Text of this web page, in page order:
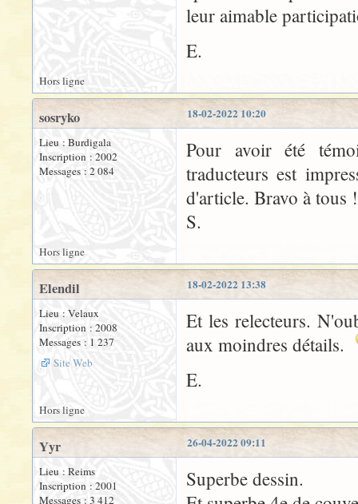
leur aimable
E.
Hors ligne
18-02-2022 10:20
sosryko
Lieu : Burdigala
Inscription : 2002
Messages : 2 084
Pour avoir été
traducteurs est
d'article. Bravo à tous !
S.
Hors ligne
18-02-2022 13:38
Elendil
Lieu : Velaux
Inscription : 2008
Messages : 1 237
Site Web
Et les relecteurs.
aux moindres détails.
E.
Hors ligne
26-04-2022 09:11
Yyr
Lieu : Reims
Inscription : 2001
Messages : 3 412
Superbe dessin.